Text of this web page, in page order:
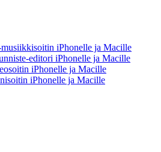
iPhonelle ja Macille
editori iPhonelle ja Macille
iPhonelle ja Macille
iPhonelle ja Macille